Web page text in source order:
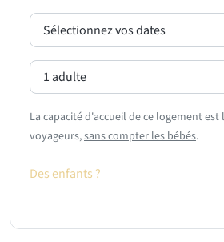
La capacité d'accueil de ce logement est
voyageurs,sans compter les bébés.
Des enfants ?